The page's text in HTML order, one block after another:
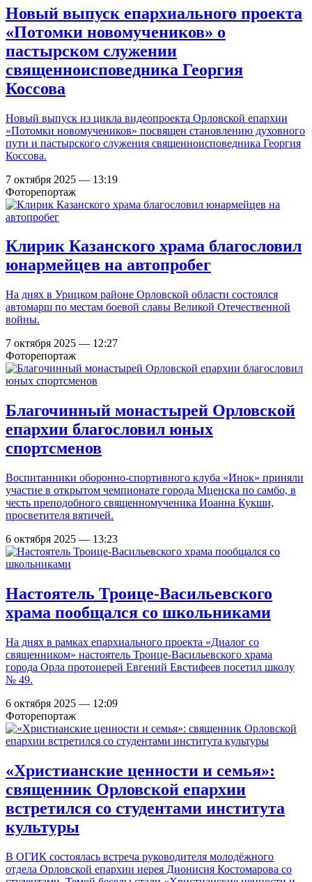
Новый выпуск епархиального проекта
«Потомки новомучеников» о
пастырском служении
священноисповедника Георгия
Коссова
Новый выпуск из цикла видеопроекта Орловской епархии
«Потомки новомучеников» посвящен становлению духовного
пути и пастырского служения священноисповедника Георгия
Коссова.
7 октября 2025 — 13:19
Фоторепортаж
Клирик Казанского храма благословил
юнармейцев на автопробег
На днях в Урицком районе Орловской области состоялся
автомарш по местам боевой славы Великой Отечественной
войны.
7 октября 2025 — 12:27
Фоторепортаж
Благочинный монастырей Орловской
епархии благословил юных
спортсменов
Воспитанники оборонно-спортивного клуба «Инок» приняли
участие в открытом чемпионате города Мценска по самбо, в
честь преподобного священномученика Иоанна Кукши,
просветителя вятичей.
6 октября 2025 — 13:23
Настоятель Троице-Васильевского
храма пообщался со школьниками
На днях в рамках епархиального проекта «Диалог со
священником» настоятель Троице-Васильевского храма
города Орла протоиерей Евгений Евстифеев посетил школу
№ 49.
6 октября 2025 — 12:09
Фоторепортаж
«Христианские ценности и семья»:
священник Орловской епархии
встретился со студентами института
культуры
В ОГИК состоялась встреча руководителя молодёжного
отдела Орловской епархии иерея Дионисия Костомарова со